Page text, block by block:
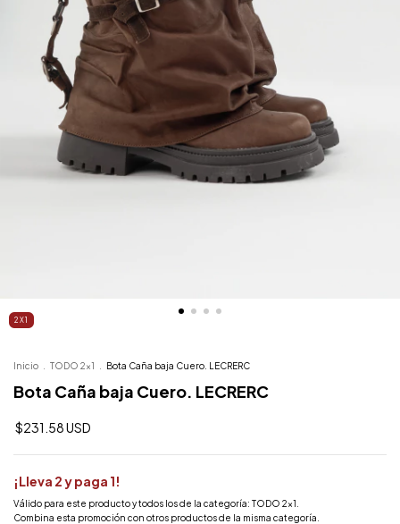
2X1
Inicio TODO 2x1 Bota Caña baja Cuero. LECRERC
Bota Caña baja Cuero. LECRERC
$231.58 USD
¡Lleva 2 y paga 1!
Válido para este producto y todos los de la categoría: TODO 2x1.
Combina esta promoción con otros productos de la misma categoría.